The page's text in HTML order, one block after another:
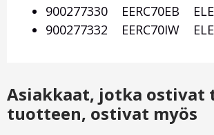
900277330 EERC70EB
900277332 EERC70IW
Asiakkaat, jotka ostivat
tuotteen, ostivat myös